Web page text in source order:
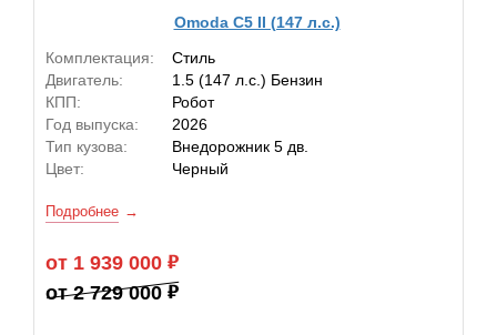
Omoda C5 II (147 л.с.)
Комплектация:
Стиль
Двигатель:
1.5 (147 л.с.) Бензин
КПП:
Робот
Год выпуска:
2026
Тип кузова:
Внедорожник 5 дв.
Цвет:
Черный
Подробнее
от 1 939 000
от 2 729 000